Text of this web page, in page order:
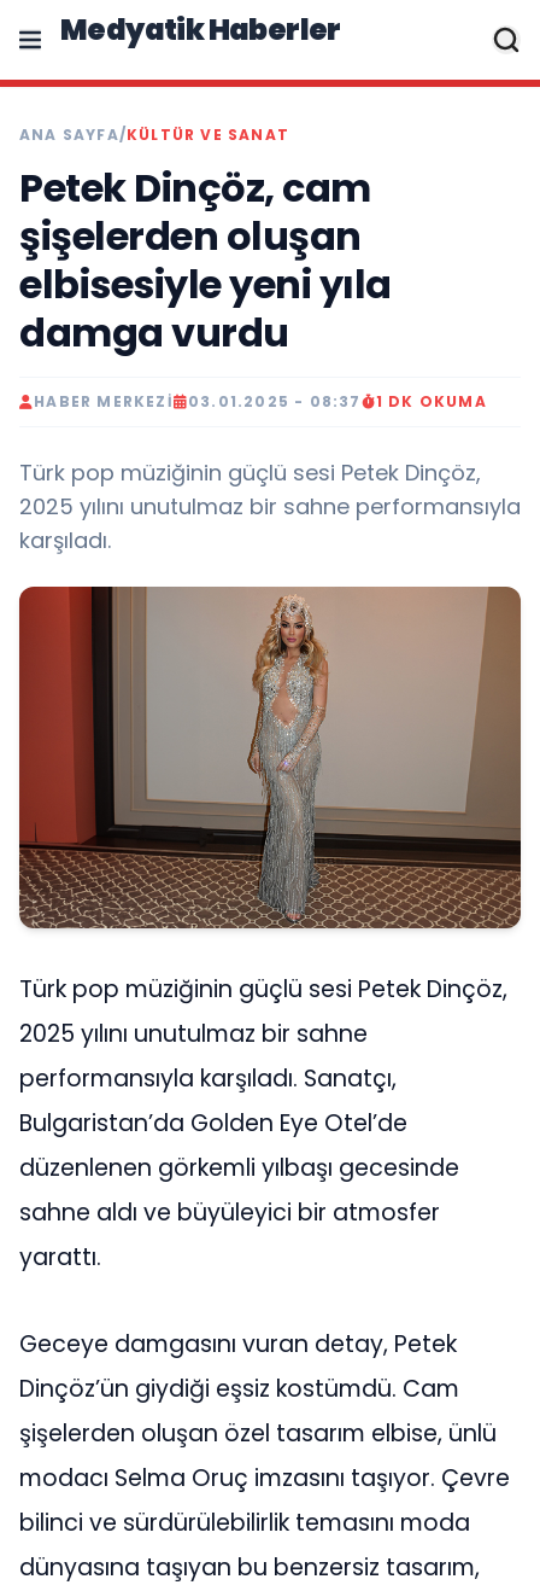
Medyatik Haberler
ANA SAYFA/KÜLTÜR VE SANAT
Petek Dinçöz, cam
şişelerden oluşan
elbisesiyle yeni yıla
damga vurdu
HABER MERKEZI 03.01.2025 - 08:37 1 DK OKUMA
Türk pop müziğinin güçlü sesi Petek Dinçöz,
2025 yılını unutulmaz bir sahne performansıyla
karşıladı.
Türk pop müziğinin güçlü sesi Petek Dinçöz,
2025 yılını unutulmaz bir sahne
performansıyla karşıladı. Sanatçı,
Bulgaristan’da Golden Eye Otel’de
düzenlenen görkemli yılbaşı gecesinde
sahne aldı ve büyüleyici bir atmosfer
yarattı.
Geceye damgasını vuran detay, Petek
Dinçöz’ün giydiği eşsiz kostümdü. Cam
şişelerden oluşan özel tasarım elbise, ünlü
modacı Selma Oruç imzasını taşıyor. Çevre
bilinci ve sürdürülebilirlik temasını moda
dünyasına taşıyan bu benzersiz tasarım,